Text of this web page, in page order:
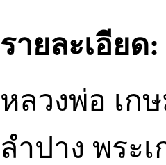
รายละเอียด:
หลวงพ่อ เก
ลำปาง พระ